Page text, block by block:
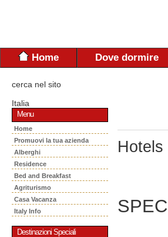
Home Dove dormire
cerca nel sito
Italia
Menu
Home
Promuovi la tua azienda
Alberghi
Residence
Bed and Breakfast
Agriturismo
Casa Vacanza
Italy Info
Destinazioni Speciali